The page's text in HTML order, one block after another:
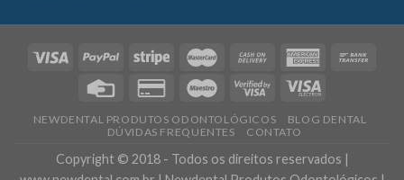
NEWDENTAL PRODUTOS ODONTOLÓGICOS
BLOG DENTAL
DÚVIDAS FREQUENTES
CONTATO
Copyright © 2018 - Todos os direitos reservados |